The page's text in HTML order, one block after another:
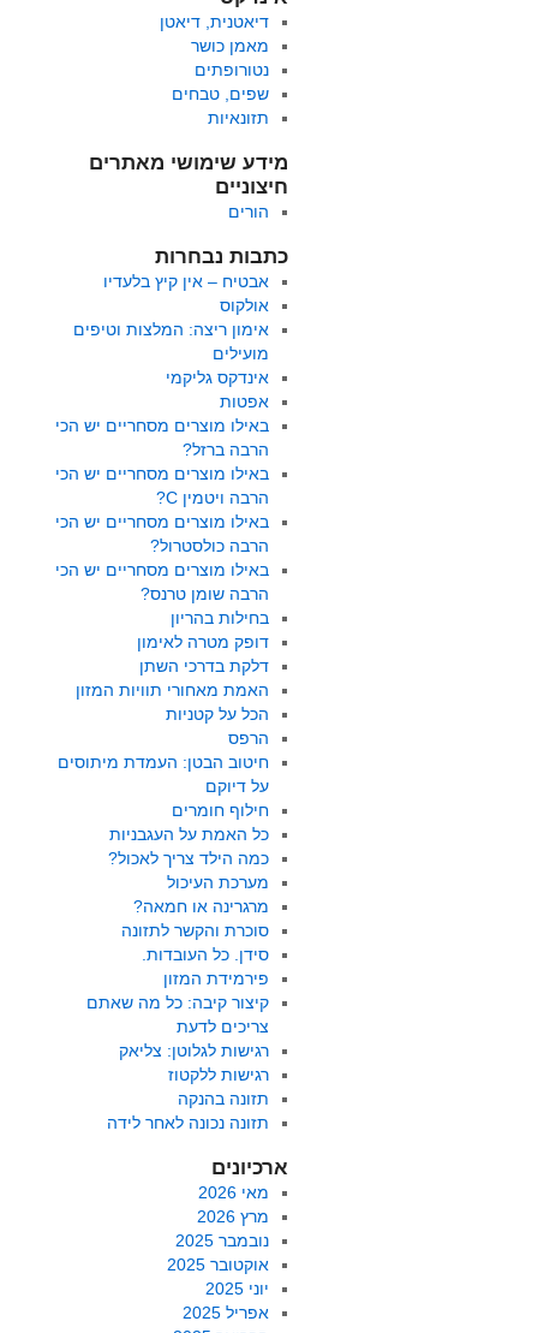
דיאטנית, דיאטן
מאמן כושר
נטורופתים
שפים, טבחים
תזונאיות
מידע שימושי מאתרים
חיצוניים
הורים
כתבות נבחרות
אבטיח – אין קיץ בלעדיו
אולקוס
אימון ריצה: המלצות וטיפים
מועילים
אינדקס גליקמי
אפטות
באילו מוצרים מסחריים יש הכי
הרבה ברזל?
באילו מוצרים מסחריים יש הכי
הרבה ויטמין C?
באילו מוצרים מסחריים יש הכי
הרבה כולסטרול?
באילו מוצרים מסחריים יש הכי
הרבה שומן טרנס?
בחילות בהריון
דופק מטרה לאימון
דלקת בדרכי השתן
האמת מאחורי תוויות המזון
הכל על קטניות
הרפס
חיטוב הבטן: העמדת מיתוסים
על דיוקם
חילוף חומרים
כל האמת על העגבניות
כמה הילד צריך לאכול?
מערכת העיכול
מרגרינה או חמאה?
סוכרת והקשר לתזונה
סידן. כל העובדות.
פירמידת המזון
קיצור קיבה: כל מה שאתם
צריכים לדעת
רגישות לגלוטן: צליאק
רגישות ללקטוז
תזונה בהנקה
תזונה נכונה לאחר לידה
ארכיונים
מאי 2026
מרץ 2026
נובמבר 2025
אוקטובר 2025
יוני 2025
אפריל 2025